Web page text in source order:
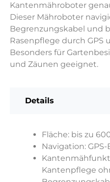
Kantenmähroboter
Dieser Mähroboter
Begrenzungskabel und
Rasenpflege durch
Besonders für
und Zäunen geeignet.
Details
Fläche: bis zu
Navigation: GPS-
Kantenpflege